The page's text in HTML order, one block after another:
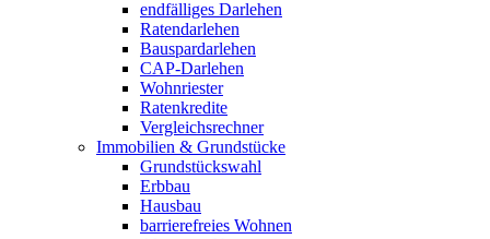
endfälliges Darlehen
Ratendarlehen
Bauspardarlehen
CAP-Darlehen
Wohnriester
Ratenkredite
Vergleichsrechner
Immobilien & Grundstücke
Grundstückswahl
Erbbau
Hausbau
barrierefreies Wohnen